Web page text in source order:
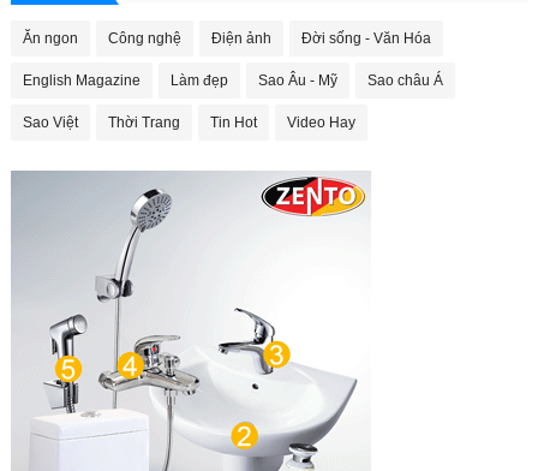
Ăn ngon Công nghệ Điện ảnh Đời sống - Văn Hóa
English Magazine Làm đẹp Sao Âu - Mỹ Sao châu Á
Sao Việt Thời Trang Tin Hot Video Hay